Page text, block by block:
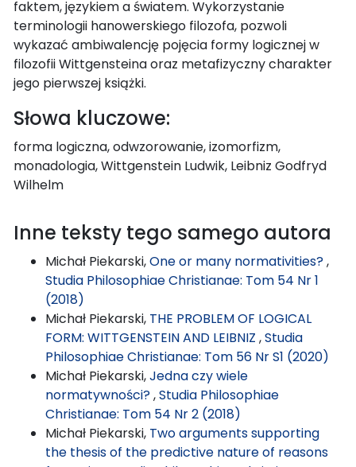
faktem, językiem a światem. Wykorzystanie
terminologii hanowerskiego filozofa, pozwoli
wykazać ambiwalencję pojęcia formy logicznej w
filozofii Wittgensteina oraz metafizyczny charakter
jego pierwszej książki.
Słowa kluczowe:
forma logiczna, odwzorowanie, izomorfizm,
monadologia, Wittgenstein Ludwik, Leibniz Godfryd
Wilhelm
Inne teksty tego samego autora
Michał Piekarski,One or many normativities?,
Studia Philosophiae Christianae: Tom 54 Nr 1
(2018)
Michał Piekarski, THE PROBLEM OF LOGICAL
FORM: WITTGENSTEIN AND LEIBNIZ ,Studia
Philosophiae Christianae: Tom 56 Nr S1 (2020)
Michał Piekarski,Jedna czy wiele
normatywności?,Studia Philosophiae
Christianae: Tom 54 Nr 2 (2018)
Michał Piekarski, Two arguments supporting
the thesis of the predictive nature of reasons